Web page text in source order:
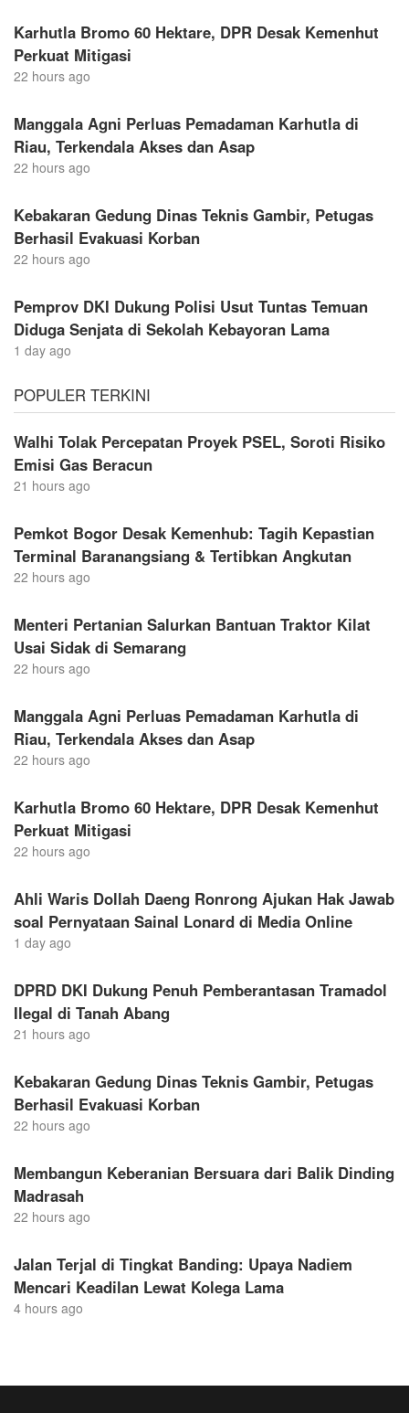
Karhutla Bromo 60 Hektare, DPR Desak Kemenhut
Perkuat Mitigasi
22 hours ago
Manggala Agni Perluas Pemadaman Karhutla di
Riau, Terkendala Akses dan Asap
22 hours ago
Kebakaran Gedung Dinas Teknis Gambir, Petugas
Berhasil Evakuasi Korban
22 hours ago
Pemprov DKI Dukung Polisi Usut Tuntas Temuan
Diduga Senjata di Sekolah Kebayoran Lama
1 day ago
POPULER TERKINI
Walhi Tolak Percepatan Proyek PSEL, Soroti Risiko
Emisi Gas Beracun
21 hours ago
Pemkot Bogor Desak Kemenhub: Tagih Kepastian
Terminal Baranangsiang & Tertibkan Angkutan
22 hours ago
Menteri Pertanian Salurkan Bantuan Traktor Kilat
Usai Sidak di Semarang
22 hours ago
Manggala Agni Perluas Pemadaman Karhutla di
Riau, Terkendala Akses dan Asap
22 hours ago
Karhutla Bromo 60 Hektare, DPR Desak Kemenhut
Perkuat Mitigasi
22 hours ago
Ahli Waris Dollah Daeng Ronrong Ajukan Hak Jawab
soal Pernyataan Sainal Lonard di Media Online
1 day ago
DPRD DKI Dukung Penuh Pemberantasan Tramadol
Ilegal di Tanah Abang
21 hours ago
Kebakaran Gedung Dinas Teknis Gambir, Petugas
Berhasil Evakuasi Korban
22 hours ago
Membangun Keberanian Bersuara dari Balik Dinding
Madrasah
22 hours ago
Jalan Terjal di Tingkat Banding: Upaya Nadiem
Mencari Keadilan Lewat Kolega Lama
4 hours ago